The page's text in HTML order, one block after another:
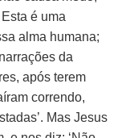
é uma
alma humana;
da
após terem
correndo,
Mas Jesus